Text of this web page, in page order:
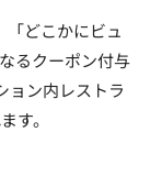
「どこかにビュ
るクーポン付与
ョン内レストラ
す。